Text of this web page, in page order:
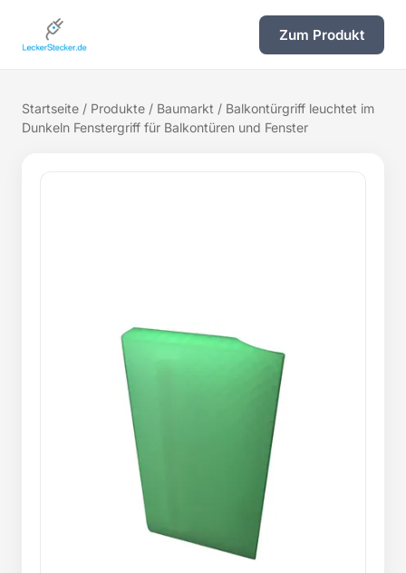
Zum Produkt
Startseite / Produkte / Baumarkt / Balkontürgriff leuchtet im
Dunkeln Fenstergriff für Balkontüren und Fenster